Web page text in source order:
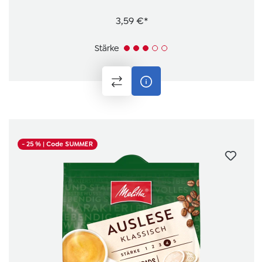
3,59 €*
Stärke
- 25 %| Code SUMMER